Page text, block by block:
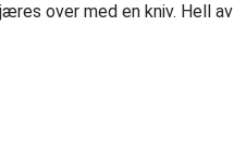
over med en kniv. Hell av